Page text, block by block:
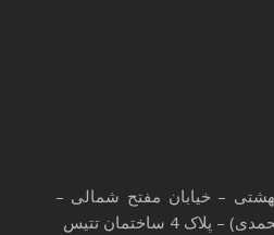
– خیابان مفتح شمالی –
4 ساختمان تتیس